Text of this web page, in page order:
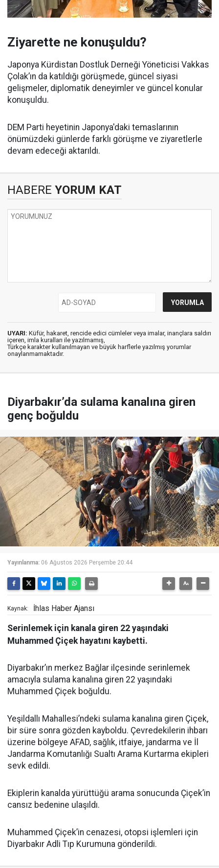
Ziyarette ne konuşuldu?
Japonya Kürdistan Dostluk Derneği Yöneticisi Vakkas
Çolak’ın da katıldığı görüşmede, güncel siyasi
gelişmeler, diplomatik deneyimler ve güncel konular
konuşuldu.
DEM Parti heyetinin Japonya'daki temaslarının
önümüzdeki günlerde farklı görüşme ve ziyaretlerle
devam edeceği aktarıldı.
HABERE YORUM KAT
UYARI: Küfür, hakaret, rencide edici cümleler veya imalar, inançlara saldırı
içeren, imla kuralları ile yazılmamış,
Türkçe karakter kullanılmayan ve büyük harflerle yazılmış yorumlar
onaylanmamaktadır.
Diyarbakır’da sulama kanalına giren
genç boğuldu
Yayınlanma: 06 Ağustos 2026 Perşembe 20:44
Kaynak: İhlas Haber Ajansı
Serinlemek için kanala giren 22 yaşındaki
Muhammed Çiçek hayatını kaybetti.
Diyarbakır’ın merkez Bağlar ilçesinde serinlemek
amacıyla sulama kanalına giren 22 yaşındaki
Muhammed Çiçek boğuldu.
Yeşildallı Mahallesi’ndeki sulama kanalına giren Çiçek,
bir süre sonra gözden kayboldu. Çevredekilerin ihbarı
üzerine bölgeye AFAD, sağlık, itfaiye, jandarma ve İl
Jandarma Komutanlığı Sualtı Arama Kurtarma ekipleri
sevk edildi.
Ekiplerin kanalda yürüttüğü arama sonucunda Çiçek’in
cansız bedenine ulaşıldı.
Muhammed Çiçek’in cenazesi, otopsi işlemleri için
Diyarbakır Adli Tıp Kurumuna gönderildi.